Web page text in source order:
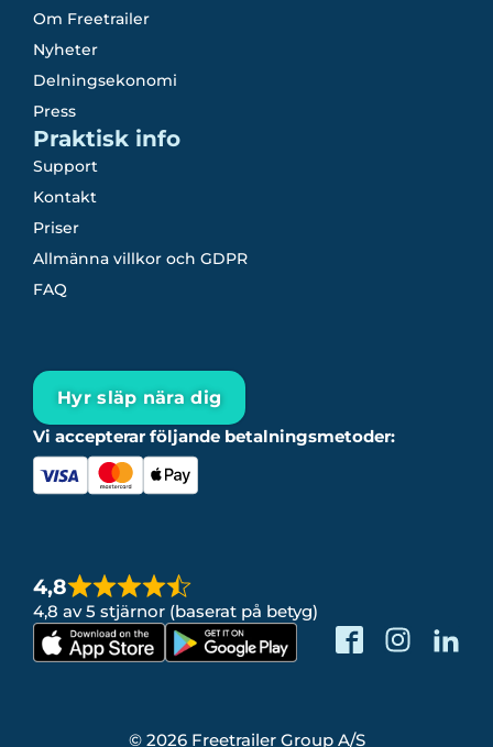
Om Freetrailer
Nyheter
Delningsekonomi
Press
Praktisk info
Support
Kontakt
Priser
Allmänna villkor och GDPR
FAQ
Hyr släp nära dig
Vi accepterar följande betalningsmetoder:
4,8
4,8 av 5 stjärnor (baserat på betyg)
© 2026 Freetrailer Group A/S